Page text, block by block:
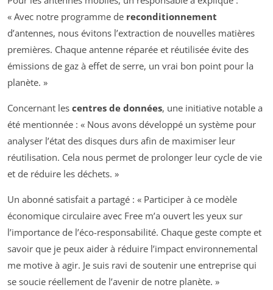
« Avec notre programme de reconditionnement
d’antennes, nous évitons l’extraction de nouvelles matières
premières. Chaque antenne réparée et réutilisée évite des
émissions de gaz à effet de serre, un vrai bon point pour la
planète. »
Concernant les centres de données, une initiative notable a
été mentionnée : « Nous avons développé un système pour
analyser l’état des disques durs afin de maximiser leur
réutilisation. Cela nous permet de prolonger leur cycle de vie
et de réduire les déchets. »
Un abonné satisfait a partagé : « Participer à ce modèle
économique circulaire avec Free m’a ouvert les yeux sur
l’importance de l’éco-responsabilité. Chaque geste compte et
savoir que je peux aider à réduire l’impact environnemental
me motive à agir. Je suis ravi de soutenir une entreprise qui
se soucie réellement de l’avenir de notre planète. »